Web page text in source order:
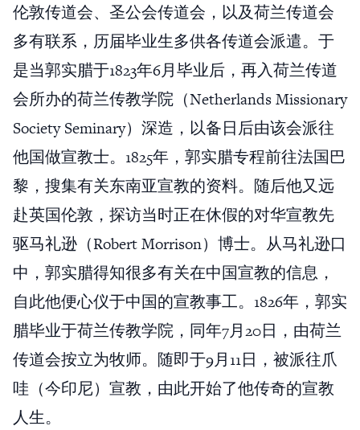
伦敦传道会、圣公会传道会，以及荷兰传道会
多有联系，历届毕业生多供各传道会派遣。于
是当郭实腊于1823年6月毕业后，再入荷兰传道
会所办的荷兰传教学院（Netherlands Missionary
Society Seminary）深造，以备日后由该会派往
他国做宣教士。1825年，郭实腊专程前往法国巴
黎，搜集有关东南亚宣教的资料。随后他又远
赴英国伦敦，探访当时正在休假的对华宣教先
驱马礼逊（Robert Morrison）博士。从马礼逊口
中，郭实腊得知很多有关在中国宣教的信息，
自此他便心仪于中国的宣教事工。1826年，郭实
腊毕业于荷兰传教学院，同年7月20日，由荷兰
传道会按立为牧师。随即于9月11日，被派往爪
哇（今印尼）宣教，由此开始了他传奇的宣教
人生。